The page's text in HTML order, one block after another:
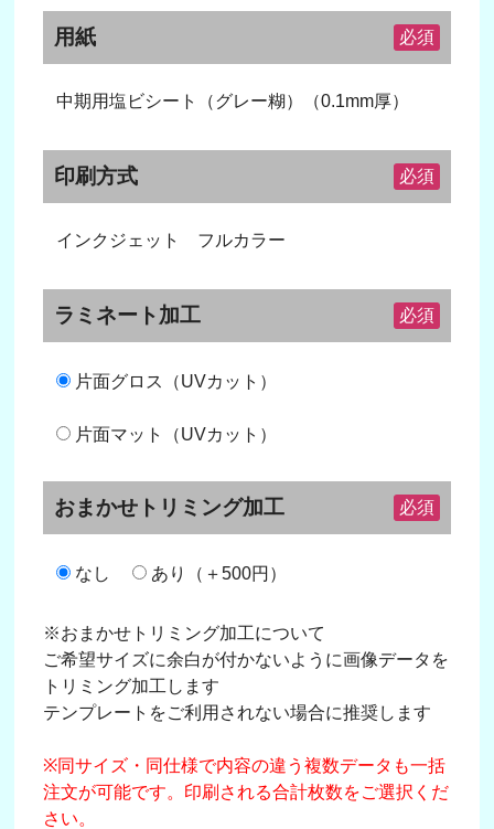
用紙 必須
中期用塩ビシート（グレー糊）（0.1mm厚）
印刷方式 必須
インクジェット フルカラー
ラミネート加工 必須
片面グロス（UVカット）
片面マット（UVカット）
おまかせトリミング加工 必須
なし あり（＋500円）
※おまかせトリミング加工について
ご希望サイズに余白が付かないように画像データを
トリミング加工します
テンプレートをご利用されない場合に推奨します
※同サイズ・同仕様で内容の違う複数データも一括
注文が可能です。印刷される合計枚数をご選択くだ
さい。